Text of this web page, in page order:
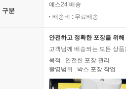
구분
예스24 배송
배송비 : 무료배송
안전하고 정확한 포장을 위
고객님께 배송되는 모든 상
목적 : 안전한 포장 관리
촬영범위 : 박스 포장 작업